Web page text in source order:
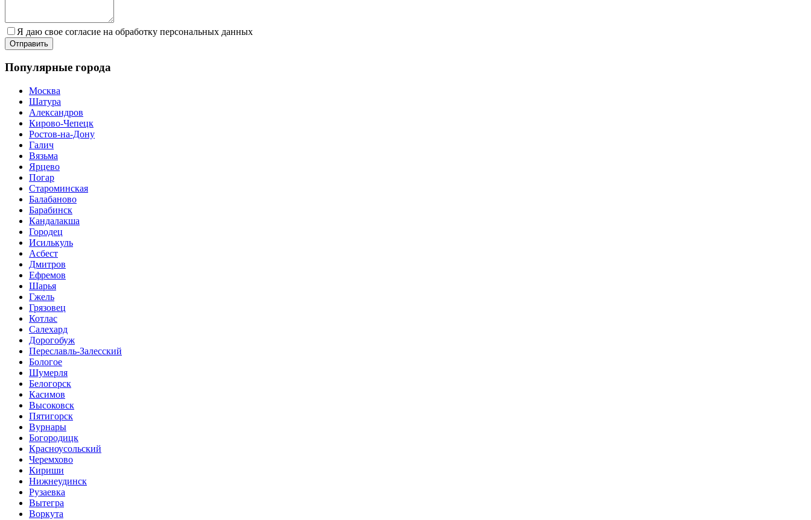
Я даю свое согласие на обработку персональных данных
Популярные города
Москва
Шатура
Александров
Кирово-Чепецк
Ростов-на-Дону
Галич
Вязьма
Ярцево
Погар
Староминская
Балабаново
Барабинск
Кандалакша
Городец
Исилькуль
Асбест
Дмитров
Ефремов
Шарья
Гжель
Грязовец
Котлас
Салехард
Дорогобуж
Переславль-Залесский
Бологое
Шумерля
Белогорск
Касимов
Высоковск
Пятигорск
Вурнары
Богородицк
Красноусольский
Черемхово
Кириши
Нижнеудинск
Рузаевка
Вытегра
Воркута